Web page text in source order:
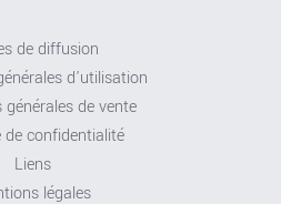
de diffusion
d'utilisation
générales de vente
de confidentialité
Liens
légales